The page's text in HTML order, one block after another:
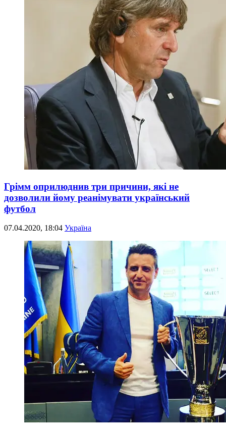
Грімм оприлюднив три причини, які не
дозволили йому реанімувати український
футбол
07.04.2020, 18:04 Україна